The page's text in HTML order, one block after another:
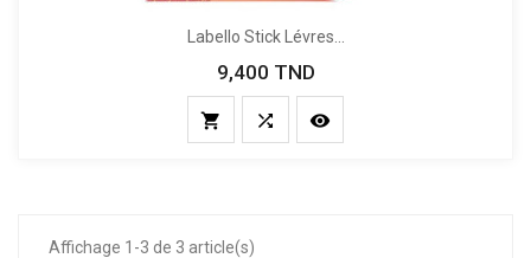
Labello Stick Lévres...
Prix
9,400 TND
  
Affichage 1-3 de 3 article(s)